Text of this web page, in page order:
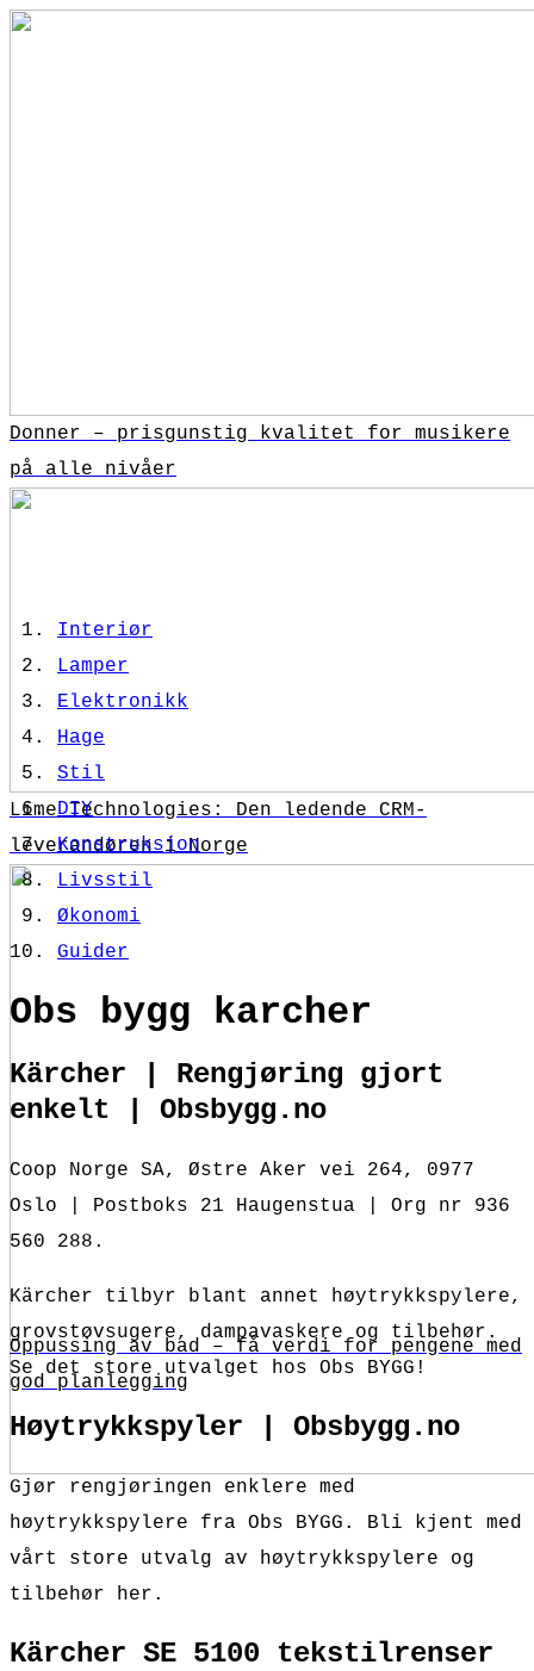
Donner – prisgunstig kvalitet for musikere
på alle nivåer
Lime Technologies: Den ledende CRM-
leverandøren i Norge
Oppussing av bad – få verdi for pengene med
god planlegging
Interiør
Lamper
Elektronikk
Hage
Stil
DIY
Konstruksjon
Livsstil
Økonomi
Guider
Obs bygg karcher
Kärcher | Rengjøring gjort
enkelt | Obsbygg.no
Coop Norge SA, Østre Aker vei 264, 0977
Oslo | Postboks 21 Haugenstua | Org nr 936
560 288.
Kärcher tilbyr blant annet høytrykkspylere,
grovstøvsugere, dampavaskere og tilbehør.
Se det store utvalget hos Obs BYGG!
Høytrykkspyler | Obsbygg.no
Gjør rengjøringen enklere med
høytrykkspylere fra Obs BYGG. Bli kjent med
vårt store utvalg av høytrykkspylere og
tilbehør her.
Kärcher SE 5100 tekstilrenser